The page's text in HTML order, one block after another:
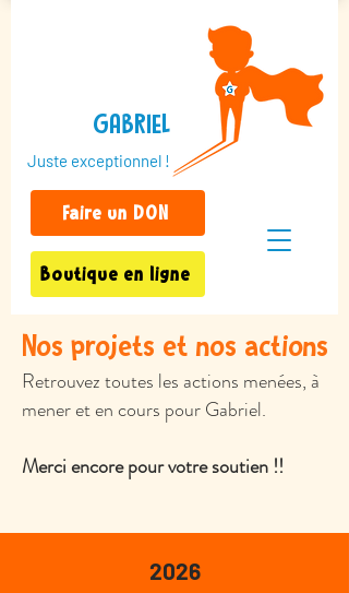
GABRIEL
Juste exceptionnel !
Faire un DON
Boutique en ligne
Nos projets et nos actions
Retrouvez toutes les actions menées, à
mener et en cours pour Gabriel.
Merci encore pour votre soutien !!
2026